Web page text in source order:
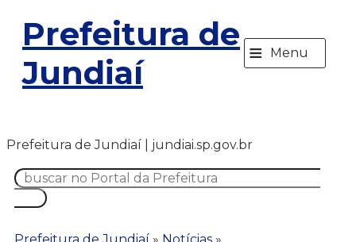
Prefeitura de
Jundiaí
≡ Menu
Prefeitura de Jundiaí | jundiai.sp.gov.br
Prefeitura de Jundiaí » Notícias »